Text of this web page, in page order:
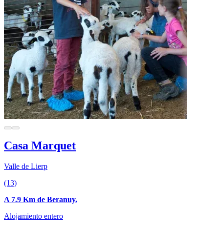
Casa Marquet
Valle de Lierp
(13)
A 7.9 Km de Beranuy.
Alojamiento entero